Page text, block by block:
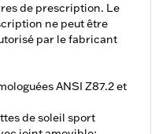
de prescription. Le
ne peut être
par le fabricant
ANSI Z87.2 et
de soleil sport